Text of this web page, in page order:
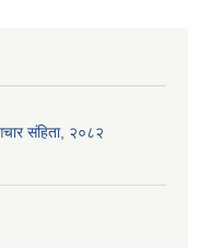
संहिता, २०८२